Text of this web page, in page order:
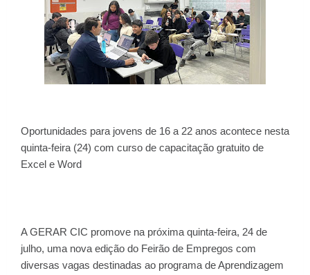
Oportunidades para jovens de 16 a 22 anos acontece nesta
quinta-feira (24) com curso de capacitação gratuito de
Excel e Word
A GERAR CIC promove na próxima quinta-feira, 24 de
julho, uma nova edição do Feirão de Empregos com
diversas vagas destinadas ao programa de Aprendizagem